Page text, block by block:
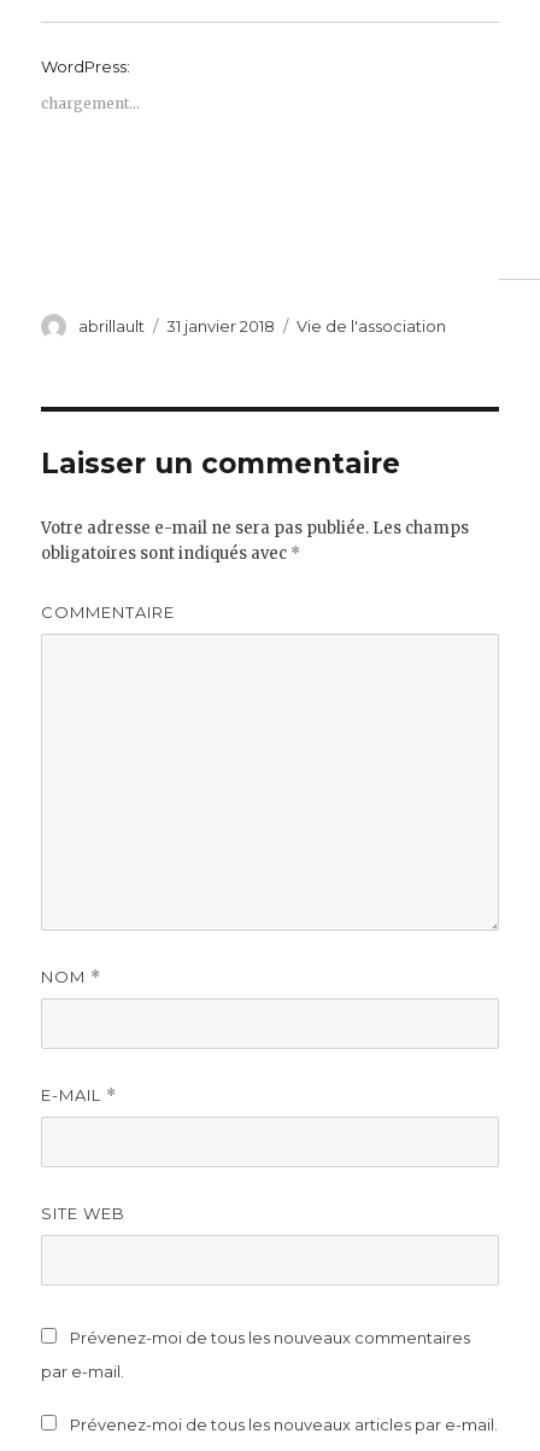
WordPress:
chargement…
Auteur
abrillault
Publié
31 janvier 2018 Catégories
Vie de l'association
Laisser un commentaire
Votre adresse e-mail ne sera pas publiée. Les champs
obligatoires sont indiqués avec *
COMMENTAIRE
NOM *
E-MAIL *
SITE WEB
Prévenez-moi de tous les nouveaux commentaires
par e-mail.
Prévenez-moi de tous les nouveaux articles par e-mail.